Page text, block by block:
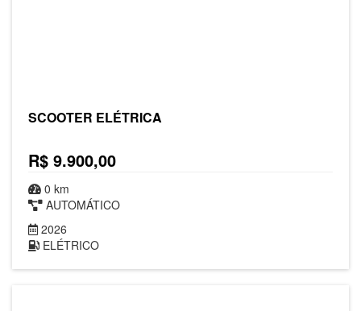
SCOOTER ELÉTRICA
R$ 9.900,00
0 km
AUTOMÁTICO
2026
ELÉTRICO